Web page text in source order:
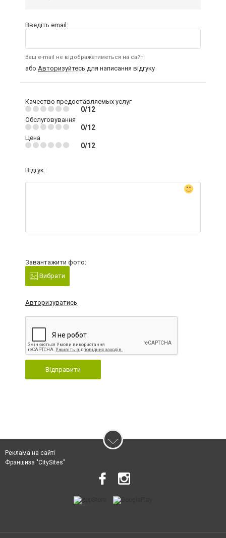
Введіть email:
Ваш e-mail не відображатиметься на сайті
або Авторизуйтесь для написання відгуку
Качество предоставляемых услуг
0/12
Обслуговування
0/12
Цена
0/12
Відгук:
Завантажити фото:
Вибрати
Авторизуватись
Відправити
Реклама на сайті
Франшиза "CitySites"